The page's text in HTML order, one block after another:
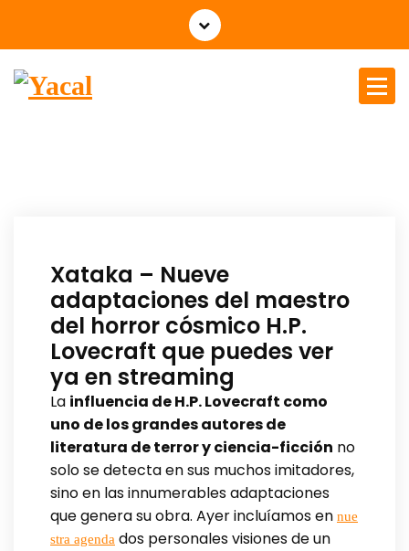
Xataka – Nueve
adaptaciones del maestro
del horror cósmico H.P.
Lovecraft que puedes ver
ya en streaming
La influencia de H.P. Lovecraft como
uno de los grandes autores de
literatura de terror y ciencia-ficción no
solo se detecta en sus muchos imitadores,
sino en las innumerables adaptaciones
que genera su obra. Ayer incluíamos en nue
stra agenda dos personales visiones de un